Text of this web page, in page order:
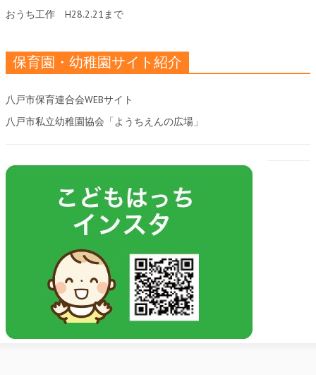
おうち工作 H28.2.21まで
保育園・幼稚園サイト紹介
八戸市保育連合会WEBサイト
八戸市私立幼稚園協会「ようちえんの広場」